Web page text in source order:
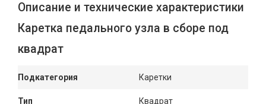
Описание и технические характеристики
Каретка педального узла в сборе под
квадрат
Подкатегория Каретки
Тип Квадрат